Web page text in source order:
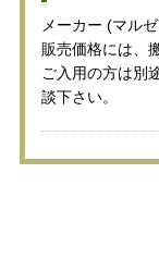
メーカー (マル
販売価格には、
ご入用の方は別
談下さい。